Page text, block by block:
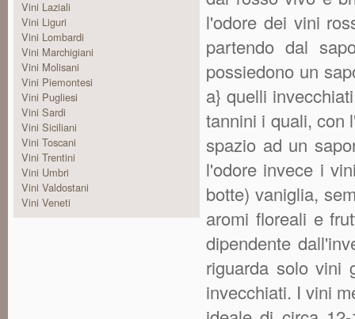
Vini Laziali
Vini Liguri
Vini Lombardi
Vini Marchigiani
Vini Molisani
Vini Piemontesi
Vini Pugliesi
Vini Sardi
Vini Siciliani
Vini Toscani
Vini Trentini
Vini Umbri
Vini Valdostani
Vini Veneti
l'odore dei vini
partendo dal
possiedono un
a} quelli
tannini i quali, con
spazio ad un
l'odore invece i
botte) vaniglia,
aromi floreali e
dipendente
riguarda solo vini
invecchiati. I vini